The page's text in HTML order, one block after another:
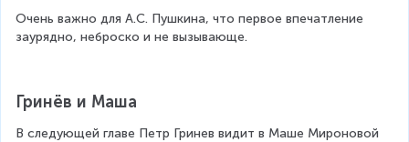
Очень важно для А.С. Пушкина, что первое впечатление
заурядно, неброско и не вызывающе.
Гринёв и Маша
В следующей главе Петр Гринев видит в Маше Мироновой